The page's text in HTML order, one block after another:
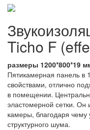
Ticho F
размеры 1200*800*19
Пятикамерная панель в
свойствами, отлично
в помещении.
эластомерной сетки.
камеры, благодаря чему
структурного шума.